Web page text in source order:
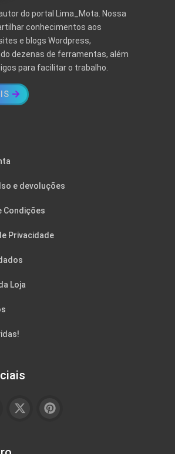
do portal Lima_Mota. Nossa
conhecimentos aos
e blogs Wordpress,
dezenas de ferramentas, além
para facilitar o trabalho.
e devoluções
Condições
Privacidade
Loja